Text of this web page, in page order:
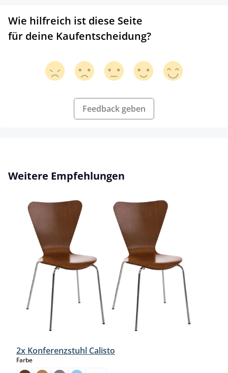
Wie hilfreich ist diese Seite
für deine Kaufentscheidung?
Feedback geben
Produktgalerie überspringen
Weitere Empfehlungen
2x Konferenzstuhl Calisto
Farbeauswählen